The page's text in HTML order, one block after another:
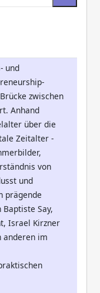
und
zwischen
Anhand
über die
Zeitalter -
von
und
prägende
Say,
Israel Kirzner
anderen im